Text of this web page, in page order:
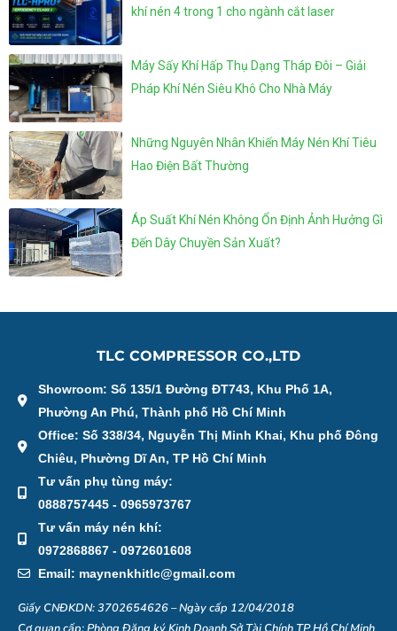
khí nén 4 trong 1 cho ngành cắt laser
Máy Sấy Khí Hấp Thụ Dạng Tháp Đôi – Giải
Pháp Khí Nén Siêu Khô Cho Nhà Máy
Những Nguyên Nhân Khiến Máy Nén Khí Tiêu
Hao Điện Bất Thường
Áp Suất Khí Nén Không Ổn Định Ảnh Hưởng Gì
Đến Dây Chuyền Sản Xuất?
TLC COMPRESSOR CO.,LTD
Showroom: Số 135/1 Đường ĐT743, Khu Phố 1A,
Phường An Phú, Thành phố Hồ Chí Minh
Office: Số 338/34, Nguyễn Thị Minh Khai, Khu phố Đông
Chiêu, Phường Dĩ An, TP Hồ Chí Minh
Tư vấn phụ tùng máy:
0888757445 - 0965973767
Tư vấn máy nén khí:
0972868867 - 0972601608
Email: maynenkhitlc@gmail.com
Giấy CNĐKDN: 3702654626 – Ngày cấp 12/04/2018